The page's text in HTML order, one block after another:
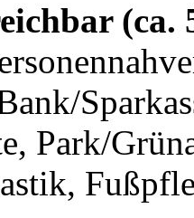
(ca.
Park/